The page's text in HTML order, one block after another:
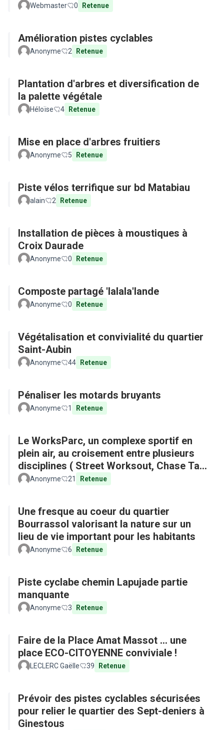
Webmaster 0 Retenue
Amélioration pistes cyclables
Anonyme 2 Retenue
Plantation d'arbres et diversification de
la palette végétale
Héloïse 4 Retenue
Mise en place d'arbres fruitiers
Anonyme 5 Retenue
Piste vélos terrifique sur bd Matabiau
alain 2 Retenue
Installation de pièces à moustiques à
Croix Daurade
Anonyme 0 Retenue
Composte partagé 'lalala'lande
Anonyme 0 Retenue
Végétalisation et convivialité du quartier
Saint-Aubin
Anonyme 44 Retenue
Pénaliser les motards bruyants
Anonyme 1 Retenue
Le WorksParc, un complexe sportif en
plein air, au croisement entre plusieurs
disciplines ( Street Worksout, Chase Tag,
Parkour)
Anonyme 21 Retenue
Une fresque au coeur du quartier
Bourrassol valorisant la nature sur un
lieu de vie important pour les habitants
Anonyme 6 Retenue
Piste cyclabe chemin Lapujade partie
manquante
Anonyme 3 Retenue
Faire de la Place Amat Massot ... une
place ECO-CITOYENNE conviviale !
LECLERC Gaëlle 39 Retenue
Prévoir des pistes cyclables sécurisées
pour relier le quartier des Sept-deniers à
Ginestous